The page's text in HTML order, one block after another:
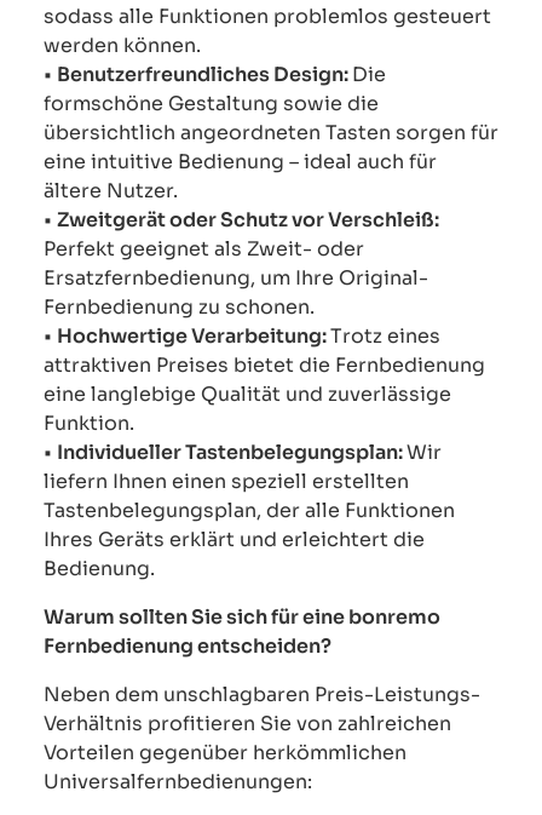
sodass alle Funktionen problemlos gesteuert
werden können.
• Benutzerfreundliches Design:Die
formschöne Gestaltung sowie die
übersichtlich angeordneten Tasten sorgen für
eine intuitive Bedienung – ideal auch für
ältere Nutzer.
• Zweitgerät oder Schutz vor Verschleiß:
Perfekt geeignet als Zweit- oder
Ersatzfernbedienung, um Ihre Original-
Fernbedienung zu schonen.
• Hochwertige Verarbeitung:Trotz eines
attraktiven Preises bietet die Fernbedienung
eine langlebige Qualität und zuverlässige
Funktion.
• Individueller Tastenbelegungsplan:Wir
liefern Ihnen einen speziell erstellten
Tastenbelegungsplan, der alle Funktionen
Ihres Geräts erklärt und erleichtert die
Bedienung.
Warum sollten Sie sich für eine bonremo
Fernbedienung entscheiden?
Neben dem unschlagbaren Preis-Leistungs-
Verhältnis profitieren Sie von zahlreichen
Vorteilen gegenüber herkömmlichen
Universalfernbedienungen: